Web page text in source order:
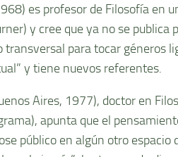
es profesor de Filosofía en
y cree que ya no se publica
transversal para tocar géneros
y tiene nuevos referentes.
Aires, 1977), doctor en
apunta que el
público en algún otro espacio